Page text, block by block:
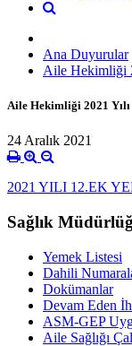
Ana Duyurular
Aile Hekimliği
Aile Hekimliği 2021
24 Aralık 2021
2021 YILI 12.EK
Sağlık
Yemek Listesi
Dahili
Dokümanlar
Devam Eden
ASM-GEP
Aile Sağlığı